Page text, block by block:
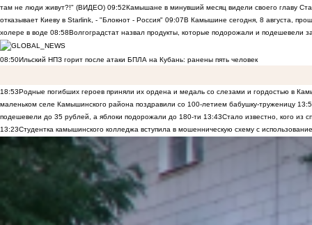
там не люди живут?!" (ВИДЕО) 09:52Камышане в минувший месяц видели своего главу
отказывает Киеву в Starlink, - "Блокнот - Россия" 09:07В Камышине сегодня, 8 августа,
холере в воде 08:58Волгоградстат назвал продукты, которые подорожали и подешевели
08:50Ильский НПЗ горит после атаки БПЛА на Кубань: ранены пять человек
18:53Родные погибших героев приняли их ордена и медаль со слезами и гордостью в
маленьком селе Камышинского района поздравили со 100-летием бабушку-труженицу
подешевели до 35 рублей, а яблоки подорожали до 180-ти 13:43Стало известно, кого из
13:23Студентка камышинского колледжа вступила в мошенническую схему с